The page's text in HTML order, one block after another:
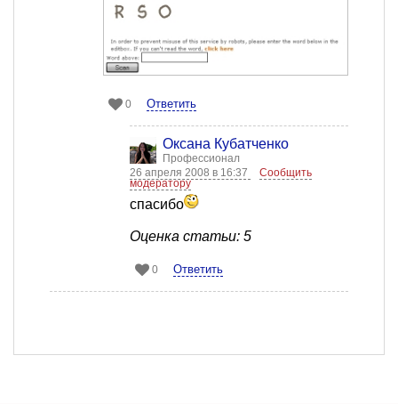
0 Ответить
Оксана Кубатченко
Профессионал
26 апреля 2008 в 16:37
Сообщить
модератору
спасибо
Оценка статьи: 5
0 Ответить